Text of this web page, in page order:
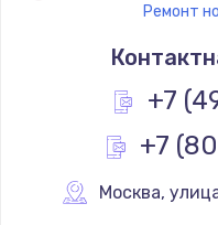
Ремонт
+7
+7
Москва,